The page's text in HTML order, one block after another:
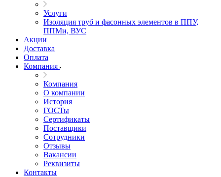
Услуги
Изоляция труб и фасонных элементов в ППУ,
ППМи, ВУС
Акции
Доставка
Оплата
Компания
Компания
О компании
История
ГОСТы
Сертификаты
Поставщики
Сотрудники
Отзывы
Вакансии
Реквизиты
Контакты